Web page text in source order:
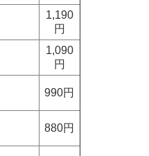
1,190
円
1,090
円
990円
880円